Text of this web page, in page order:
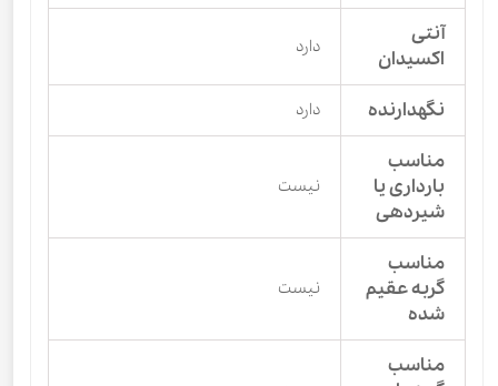
آنتی
اکسیدان
دارد
نگهدارنده دارد
مناسب
بارداری یا
شیردهی
نیست
مناسب
گربه عقیم
شده
نیست
مناسب